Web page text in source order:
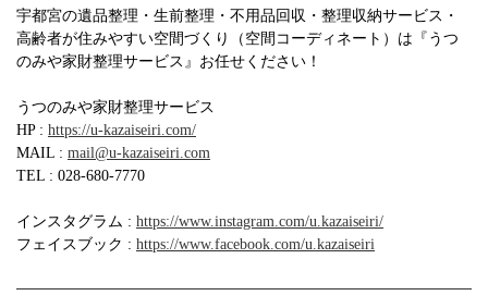
宇都宮の遺品整理・生前整理・不用品回収・整理収納サービス・
高齢者が住みやすい空間づくり（空間コーディネート）は『うつ
のみや家財整理サービス』お任せください！
うつのみや家財整理サービス
HP : https://u-kazaiseiri.com/
MAIL : mail@u-kazaiseiri.com
TEL : 028-680-7770
インスタグラム : https://www.instagram.com/u.kazaiseiri/
フェイスブック : https://www.facebook.com/u.kazaiseiri